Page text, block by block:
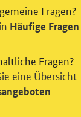
Fragen?
Häufige Fragen
Fragen?
eine Übersicht